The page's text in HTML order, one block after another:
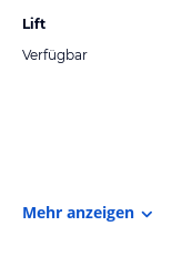
Lift
Verfügbar
Mehr anzeigen